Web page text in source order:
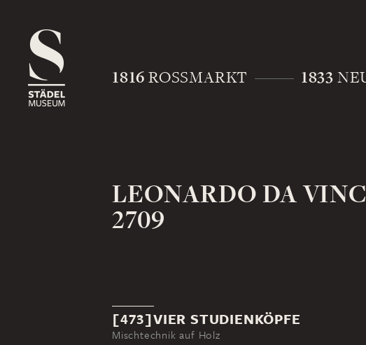
1816 ROSSMARKT 1833
LEONARDO DA
2709
[473]VIER STUDIENKÖPFE
Mischtechnik auf Holz